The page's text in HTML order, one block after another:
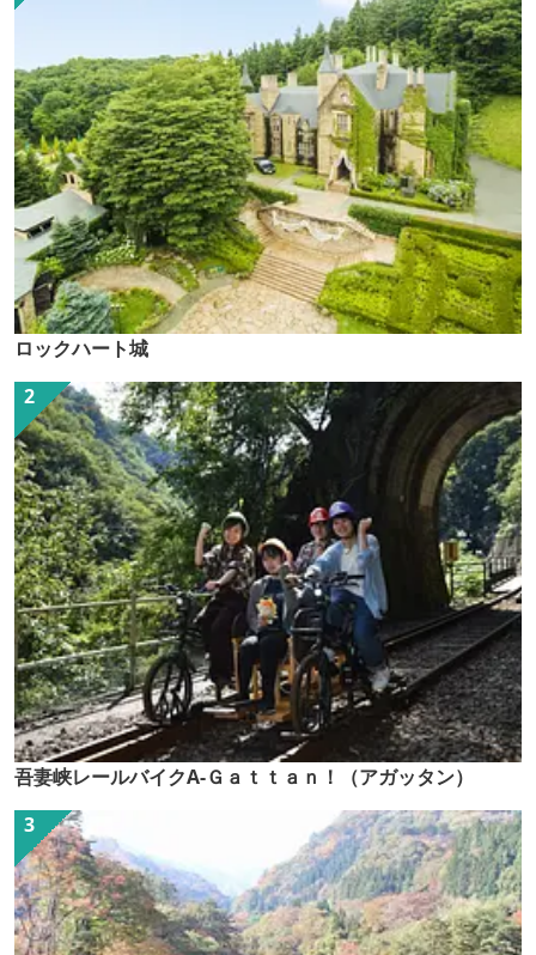
ロックハート城
吾妻峡レールバイクA-Ｇａｔｔａｎ！（アガッタン）